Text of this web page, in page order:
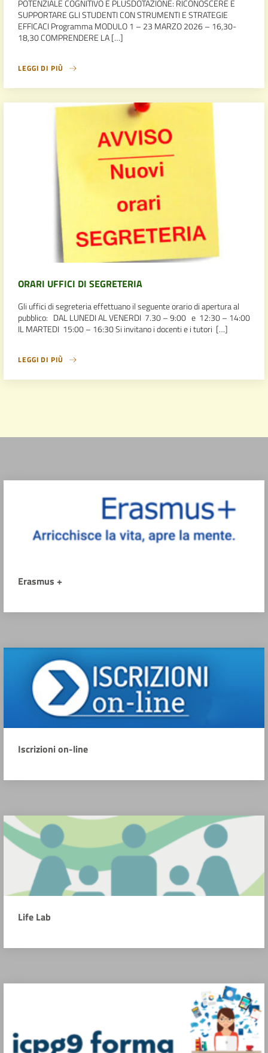
POTENZIALE COGNITIVO E PLUSDOTAZIONE: RICONOSCERE E
SUPPORTARE GLI STUDENTI CON STRUMENTI E STRATEGIE
EFFICACI Programma MODULO 1 – 23 MARZO 2026 – 16,30-
18,30 COMPRENDERE LA […]
LEGGI DI PIÙ
ORARI UFFICI DI SEGRETERIA
Gli uffici di segreteria effettuano il seguente orario di apertura al
pubblico: DAL LUNEDI AL VENERDI 7.30 – 9:00 e 12:30 – 14:00
IL MARTEDI 15:00 – 16:30 Si invitano i docenti e i tutori […]
LEGGI DI PIÙ
Erasmus +
Iscrizioni on-line
Life Lab